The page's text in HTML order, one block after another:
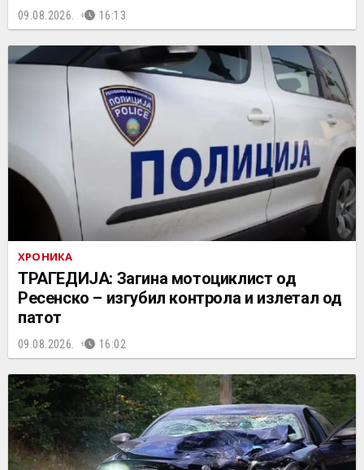
09.08.2026. 16:13
ХРОНИКА
ТРАГЕДИЈА: Загина мотоциклист од
Ресенско – изгубил контрола и излетал од
патот
09.08.2026. 16:02